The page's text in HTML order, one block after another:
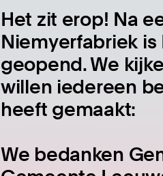
Het zit erop! Na
Niemyerfabriek
geopend. We
willen iedereen
heeft gemaakt:
We bedanken